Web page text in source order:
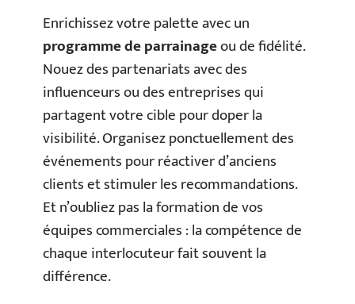
Enrichissez votre palette avec un
programme de parrainageou de fidélité.
Nouez des partenariats avec des
influenceurs ou des entreprises qui
partagent votre cible pour doper la
visibilité. Organisez ponctuellement des
événements pour réactiver d’anciens
clients et stimuler les recommandations.
Et n’oubliez pas la formation de vos
équipes commerciales : la compétence de
chaque interlocuteur fait souvent la
différence.